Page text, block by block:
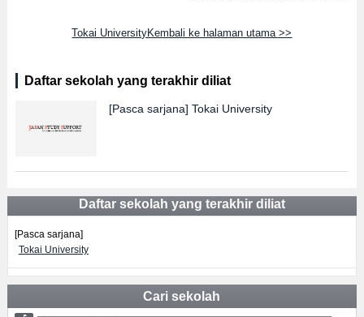
Tokai UniversityKembali ke halaman utama >>
Daftar sekolah yang terakhir diliat
[Pasca sarjana] Tokai University
Daftar sekolah yang terakhir diliat
[Pasca sarjana]
Tokai University
Cari sekolah